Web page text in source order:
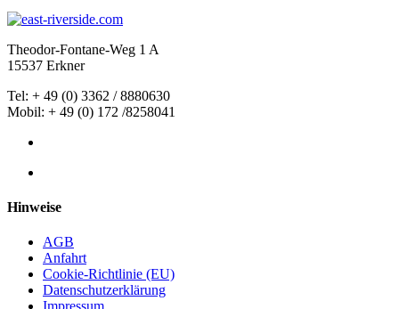
Theodor-Fontane-Weg 1 A
15537 Erkner
Tel: + 49 (0) 3362 / 8880630
Mobil: + 49 (0) 172 /8258041
Hinweise
AGB
Anfahrt
Cookie-Richtlinie (EU)
Datenschutzerklärung